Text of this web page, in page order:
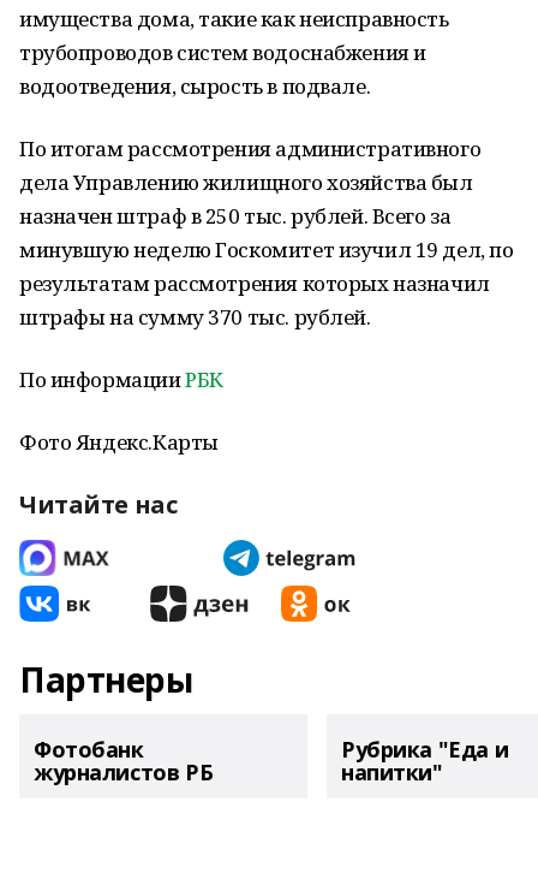
имущества дома, такие как неисправность
трубопроводов систем водоснабжения и
водоотведения, сырость в подвале.
По итогам рассмотрения административного
дела Управлению жилищного хозяйства был
назначен штраф в 250 тыс. рублей. Всего за
минувшую неделю Госкомитет изучил 19 дел, по
результатам рассмотрения которых назначил
штрафы на сумму 370 тыс. рублей.
По информацииРБК
Фото Яндекс.Карты
Читайте нас
Партнеры
Фотобанк
журналистов РБ
Рубрика "Еда и
напитки"